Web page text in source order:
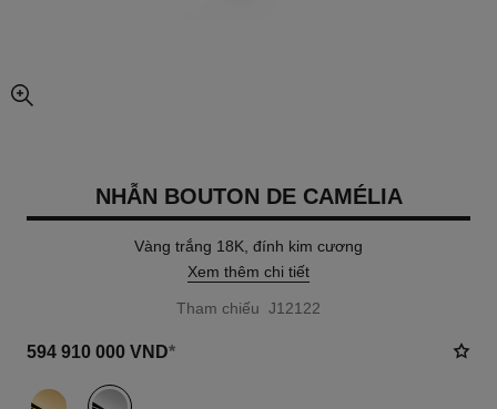
chế độ xem hình ảnh mở rộng
NHẪN BOUTON DE CAMÉLIA
Vàng trắng 18K, đính kim cương
Xem thêm chi tiết
Tham chiếu J12122
594 910 000 VND*
khác(2)